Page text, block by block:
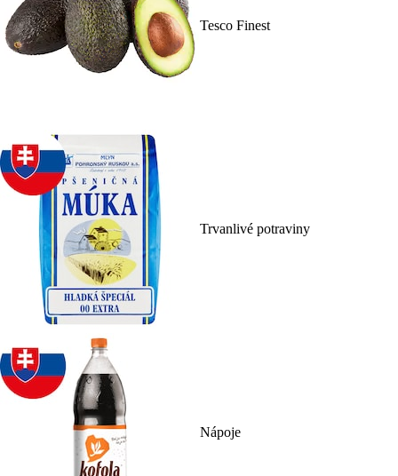
Tesco Finest
Trvanlivé potraviny
Nápoje